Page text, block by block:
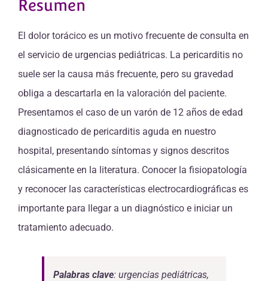
Resumen
El dolor torácico es un motivo frecuente de consulta en
el servicio de urgencias pediátricas. La pericarditis no
suele ser la causa más frecuente, pero su gravedad
obliga a descartarla en la valoración del paciente.
Presentamos el caso de un varón de 12 años de edad
diagnosticado de pericarditis aguda en nuestro
hospital, presentando síntomas y signos descritos
clásicamente en la literatura. Conocer la fisiopatología
y reconocer las características electrocardiográficas es
importante para llegar a un diagnóstico e iniciar un
tratamiento adecuado.
Palabras clave: urgencias pediátricas,